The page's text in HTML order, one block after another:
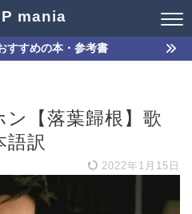
mania
すすめの本・参考書
【落葉歸根】歌
語訳
2022年1月15日